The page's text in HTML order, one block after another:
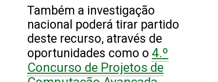
Também a investigação
nacional poderá tirar partido
deste recurso, através de
oportunidades como o 4.º
Concurso de Projetos de